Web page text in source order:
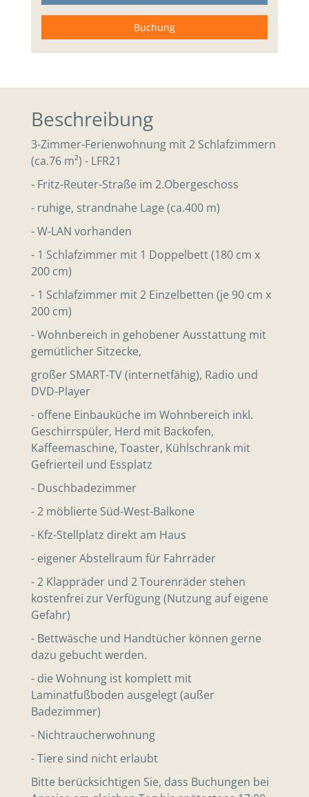
Buchung
Beschreibung
3-Zimmer-Ferienwohnung mit 2 Schlafzimmern
(ca.76 m²) - LFR21
- Fritz-Reuter-Straße im 2.Obergeschoss
- ruhige, strandnahe Lage (ca.400 m)
- W-LAN vorhanden
- 1 Schlafzimmer mit 1 Doppelbett (180 cm x
200 cm)
- 1 Schlafzimmer mit 2 Einzelbetten (je 90 cm x
200 cm)
- Wohnbereich in gehobener Ausstattung mit
gemütlicher Sitzecke,
großer SMART-TV (internetfähig), Radio und
DVD-Player
- offene Einbauküche im Wohnbereich inkl.
Geschirrspüler, Herd mit Backofen,
Kaffeemaschine, Toaster, Kühlschrank mit
Gefrierteil und Essplatz
- Duschbadezimmer
- 2 möblierte Süd-West-Balkone
- Kfz-Stellplatz direkt am Haus
- eigener Abstellraum für Fahrräder
- 2 Klappräder und 2 Tourenräder stehen
kostenfrei zur Verfügung (Nutzung auf eigene
Gefahr)
- Bettwäsche und Handtücher können gerne
dazu gebucht werden.
- die Wohnung ist komplett mit
Laminatfußboden ausgelegt (außer
Badezimmer)
- Nichtraucherwohnung
- Tiere sind nicht erlaubt
Bitte berücksichtigen Sie, dass Buchungen bei